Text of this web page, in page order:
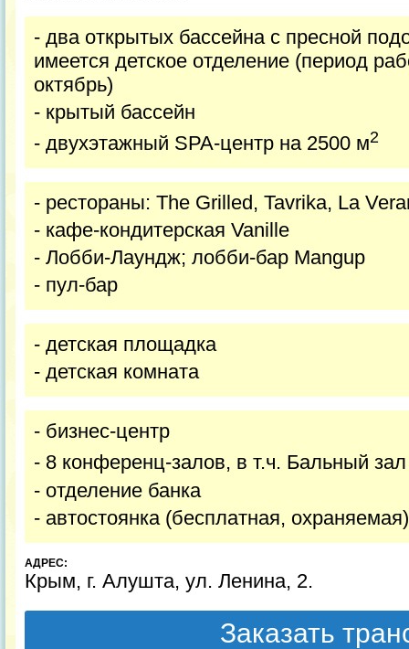
- два открытых бассейна с пресной
имеется детское отделение (период
октябрь)
- крытый бассейн
- двухэтажный SPA-центр на 2500 м2
- рестораны: The Grilled, Tavrika, La
- кафе-кондитерская Vanille
- Лобби-Лаундж; лобби-бар Mangup
- пул-бар
- детская площадка
- детская комната
- бизнес-центр
- 8 конференц-залов, в т.ч. Бальный
- отделение банка
- автостоянка (бесплатная, охраняемая)
АДРЕС:
Крым, г. Алушта, ул. Ленина, 2.
Заказать